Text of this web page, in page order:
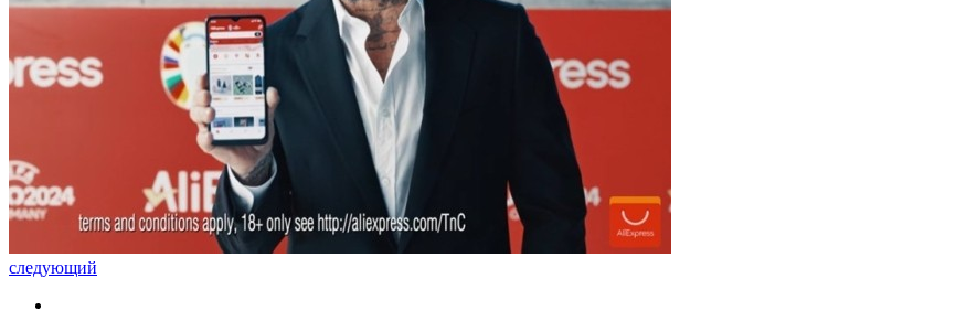
следующий